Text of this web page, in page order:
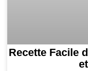
Recette Facile